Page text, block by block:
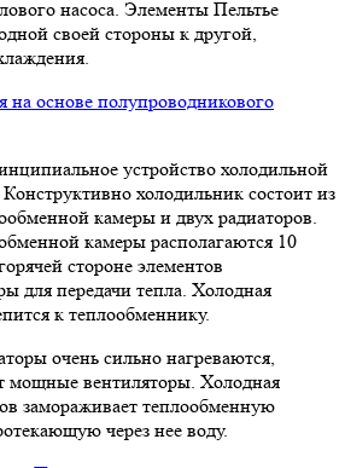
насоса. Элементы Пельтье
своей стороны к другой,
устройство холодильной
холодильник состоит из
камеры и двух радиаторов.
камеры располагаются 10
стороне элементов
для передачи тепла. Холодная
к теплообменнику.
очень сильно нагреваются,
мощные вентиляторы. Холодная
замораживает теплообменную
через нее воду.